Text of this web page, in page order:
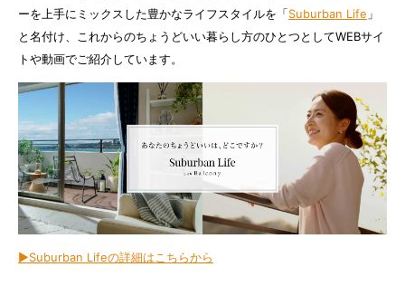
ーを上手にミックスした豊かなライフスタイルを「Suburban Life 」
と名付け、これからのちょうどいい暮らし方のひとつとしてWEBサイ
トや動画でご紹介しています。
▶Suburban Lifeの詳細はこちらから